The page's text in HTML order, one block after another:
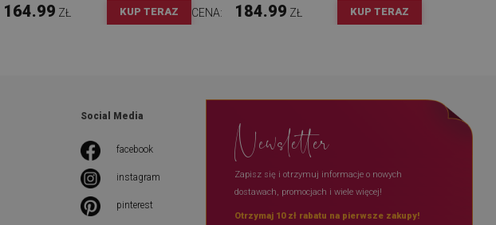
164.99 ZŁ KUP TERAZ CENA: 184.99 ZŁ KUP TERAZ
Social Media
facebook
instagram
pinterest
Newsletter
Zapisz się i otrzymuj informacje o nowych
dostawach, promocjach i wiele więcej!
Otrzymaj 10 zł rabatu na pierwsze zakupy!